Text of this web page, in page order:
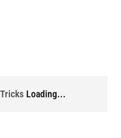
Loading...